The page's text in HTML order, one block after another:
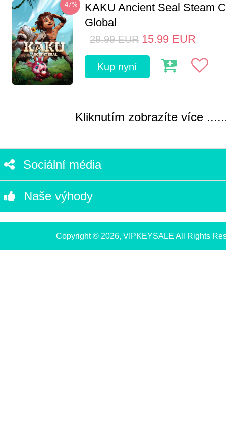
-47%
KAKU Ancient Seal Steam
Global
29.99 EUR 15.99 EUR
Kup nyní
Kliknutím zobrazíte více
Sociální média
Naše výhody
Copyright © 2026, VIPKEYSALE All Rights